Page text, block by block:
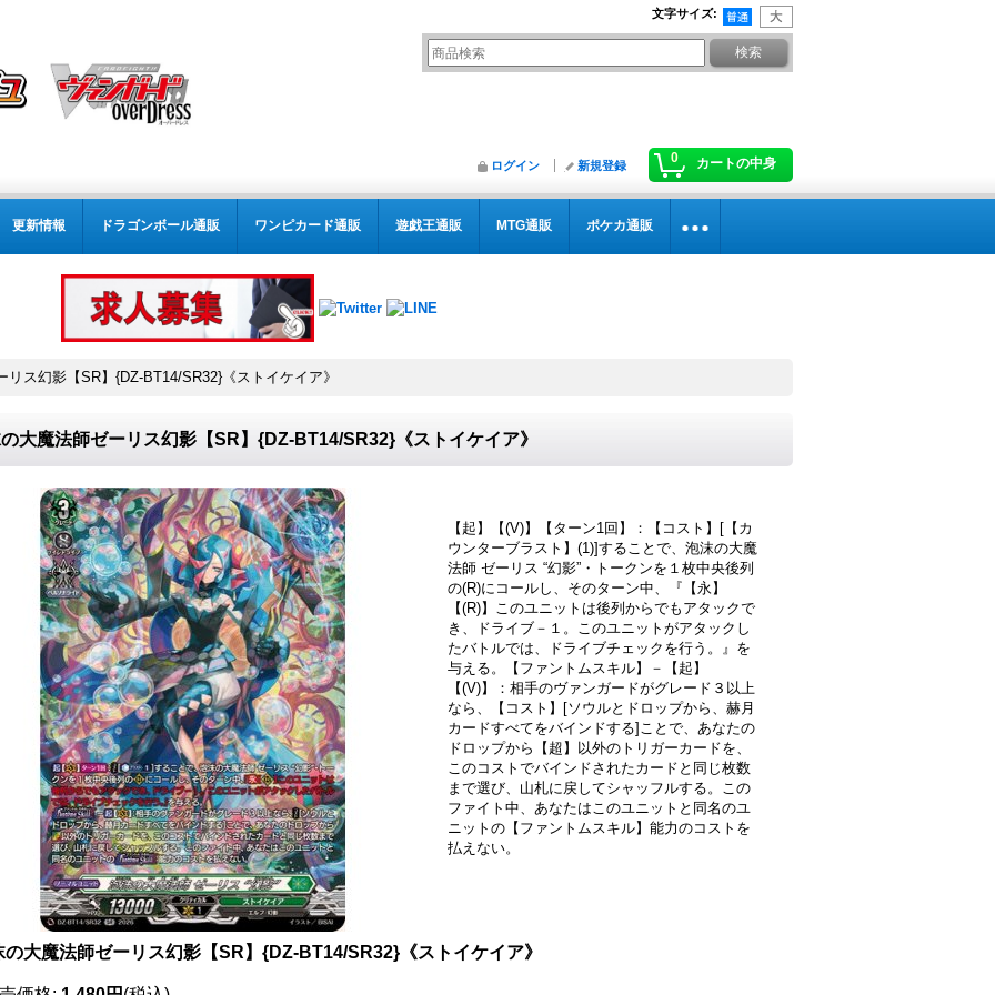
文字サイズ:
0 カートの中身
ログイン 新規登録
更新情報 ドラゴンボール通販 ワンピカード通販 遊戯王通販 MTG通販 ポケカ通販
リス幻影【SR】{DZ-BT14/SR32}《ストイケイア》
大魔法師ゼーリス幻影【SR】{DZ-BT14/SR32}《ストイケイア》
【起】【(V)】【ターン1回】：【コスト】[【カ
ウンターブラスト】(1)]することで、泡沫の大魔
法師 ゼーリス “幻影”・トークンを１枚中央後列
の(R)にコールし、そのターン中、『【永】
【(R)】このユニットは後列からでもアタックで
き、ドライブ－１。このユニットがアタックし
たバトルでは、ドライブチェックを行う。』を
与える。【ファントムスキル】－【起】
【(V)】：相手のヴァンガードがグレード３以上
なら、【コスト】[ソウルとドロップから、赫月
カードすべてをバインドする]ことで、あなたの
ドロップから【超】以外のトリガーカードを、
このコストでバインドされたカードと同じ枚数
まで選び、山札に戻してシャッフルする。この
ファイト中、あなたはこのユニットと同名のユ
ニットの【ファントムスキル】能力のコストを
払えない。
の大魔法師ゼーリス幻影【SR】{DZ-BT14/SR32}《ストイケイア》